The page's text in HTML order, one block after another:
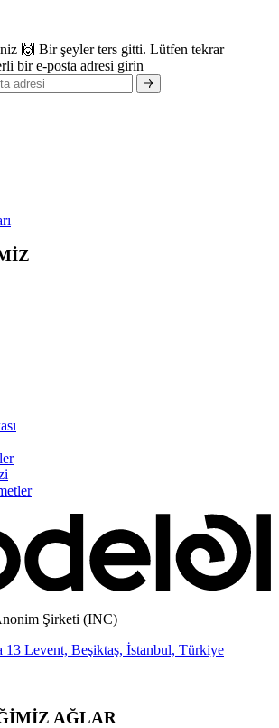
🙌 Bir şeyler ters gitti. Lütfen tekrar
bir e-posta adresi girin
Şirketi (INC)
Levent, Beşiktaş, İstanbul, Türkiye
AĞLAR